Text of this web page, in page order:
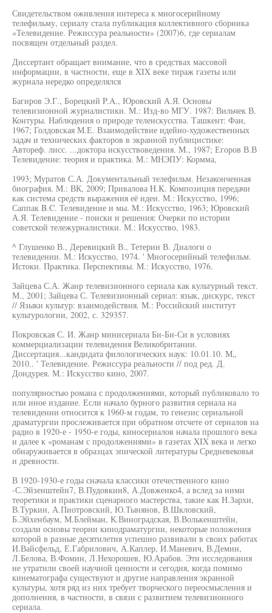
Свидетельством оживления интереса к многосерийному
телефильму, сериалу стала публикация коллективного сборника
«Телевидение. Режиссура реальности» (2007)6, где сериалам
посвящен отдельный раздел.
Диссертант обращает внимание, что в средствах массовой
информации, в частности, еще в XIX веке тираж газеты или
журнала нередко определялся
Багиров Э.Г., Борецкий P.A., Юровский А.Я. Основы
телевизионной журналистики. М.: Изд-во МГУ. 1987: Вильчек В.
Контуры. Наблюдения о природе телеискусства. Ташкент: Фан,
1967; Голдовская М.Е. Взаимодействие идейно-художественных
задач и технических факторов в экранной публицистике:
Автореф. лисс. ...доктора искусствоведения. M., 1987; Егоров В.В
Телевидение: теория и практика. М.: МНЭПУ: Кормма,
1993; Муратов С.А. Документальный телефильм. Незаконченная
биография. M.: ВК, 2009; Привалова H.K. Композиция передачи
как система средств выражения её идеи. М.: Искусство, 1996;
Саппак B.C. Телевидение и мы. M.: Искусство, 1963; Юровский
А.Я. Телевидение - поиски и решения: Очерки по истории
советской тележурналистики. М.: Искусство, 1983.
^ Глушенко В., Деревицкий В., Тетерин В. Диалоги о
телевидении. М.: Искусство, 1974. ' Многосерийный телефильм.
Истоки. Практика. Перспективы. M.: Искусство, 1976.
Зайцева С.А. Жанр телевизионного сериала как культурный текст.
М., 2001; Зайцева С. Телевизионный сериал: язык, дискурс, текст
// Языки культур: взаимодействия. М.: Российский институт
культурологии, 2002, с. 329357.
Покровская С. И. Жанр минисериала Би-Би-Си в условиях
коммерциализации телевидения Великобритании.
Диссертация...кандидата филологических наук: 10.01.10. М„
2010.. ' Телевидение. Режиссура реальности // под ред. Д.
Дондурея. М.: Искусство кино, 2007.
популярностью романа с продолжениями, который публиковало то
или иное издание. Если начало бурного развития сериала на
телевидении относится к 1960-м годам, то генезис сериальной
драматургии прослеживается при обратном отсчете от сериалов на
радио в 1920-е - 1950-е годы, киносериалов начала прошлого века
и далее к «романам с продолжениями» в газетах XIX века и легко
обнаруживается в образцах эпической литературы Средневековья
и древности.
В 1920-1930-е годы сначала классики отечественного кино
-С.Эйзенштейн7, В.Пудовкин8, А.Довженко4, а вслед за ними
теоретики и практики сценарного мастерства, такие как Н.Зархи,
В.Туркин, А.Пиотровский, Ю.Тынянов, В.Шкловский,
Б.Эйхенбаум, М.Блейман, К.Виноградская, В.Волькенштейн,
создали основы теории кинодраматургии, некоторые положения
которой в разные десятилетия успешно развивали в своих работах
И.Вайсфельд, Е.Габрилович, А.Каплер, И.Маневич, В.Демин,
Л.Белова, В.Фомин, Л.Нехорошев, Ю.Арабов. Эти исследования
не утратили своей научной ценности и сегодня, когда помимо
кинематографа существуют и другие направления экранной
культуры, хотя ряд из них требует творческого переосмысления и
дополнения, в частности, в связи с развитием телевизионного
сериала.